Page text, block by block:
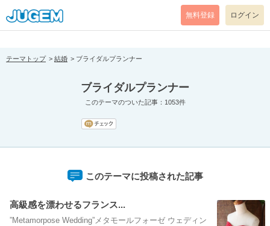
[pear_error: message="Success" code=0 mode=return level=notice
prefix="" info=""]
無料登録 ログイン
テーマトップ 結婚 ブライダルプランナー
ブライダルプランナー
このテーマのついた記事：1053件
このテーマに投稿された記事
高級感を漂わせるフランス...
”Metamorpose Wedding”メタモールフォーゼ ウェディン